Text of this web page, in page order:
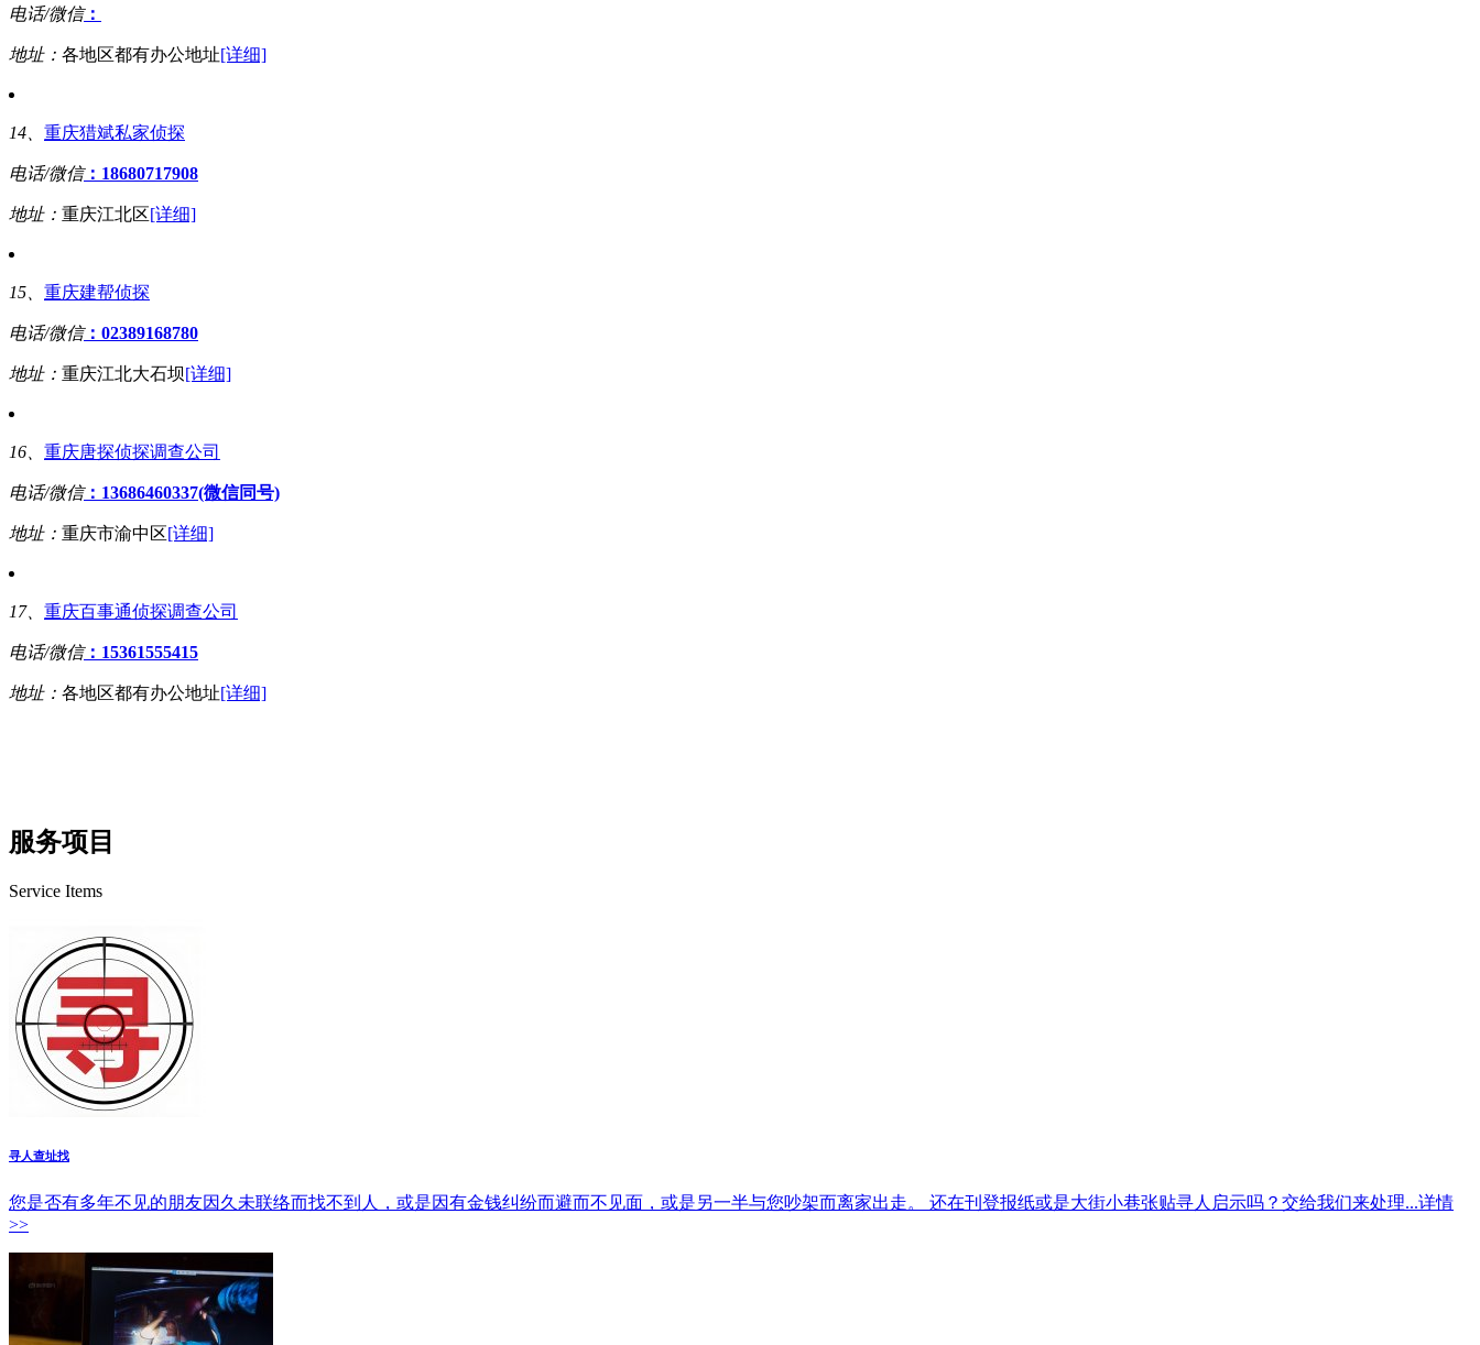
电话/微信：
地址： 各地区都有办公地址[详细]
14、 重庆猎斌私家侦探
电话/微信：18680717908
地址： 重庆江北区[详细]
15、 重庆建帮侦探
电话/微信：02389168780
地址： 重庆江北大石坝[详细]
16、 重庆唐探侦探调查公司
电话/微信：13686460337(微信同号)
地址： 重庆市渝中区[详细]
17、 重庆百事通侦探调查公司
电话/微信：15361555415
地址： 各地区都有办公地址[详细]
服务项目
Service Items
寻人查址找
您是否有多年不见的朋友因久未联络而找不到人，或是因有金钱纠纷而避而不见面，或是另一半与您吵架而离家出走。 还在刊登报纸或是大街小巷张贴寻人启示吗？交给我们来处理...详情
>>